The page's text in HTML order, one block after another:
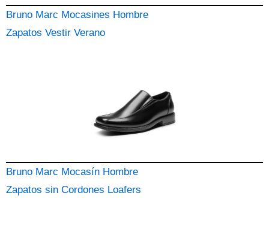
Bruno Marc Mocasines Hombre
Zapatos Vestir Verano
Bruno Marc Mocasín Hombre
Zapatos sin Cordones Loafers